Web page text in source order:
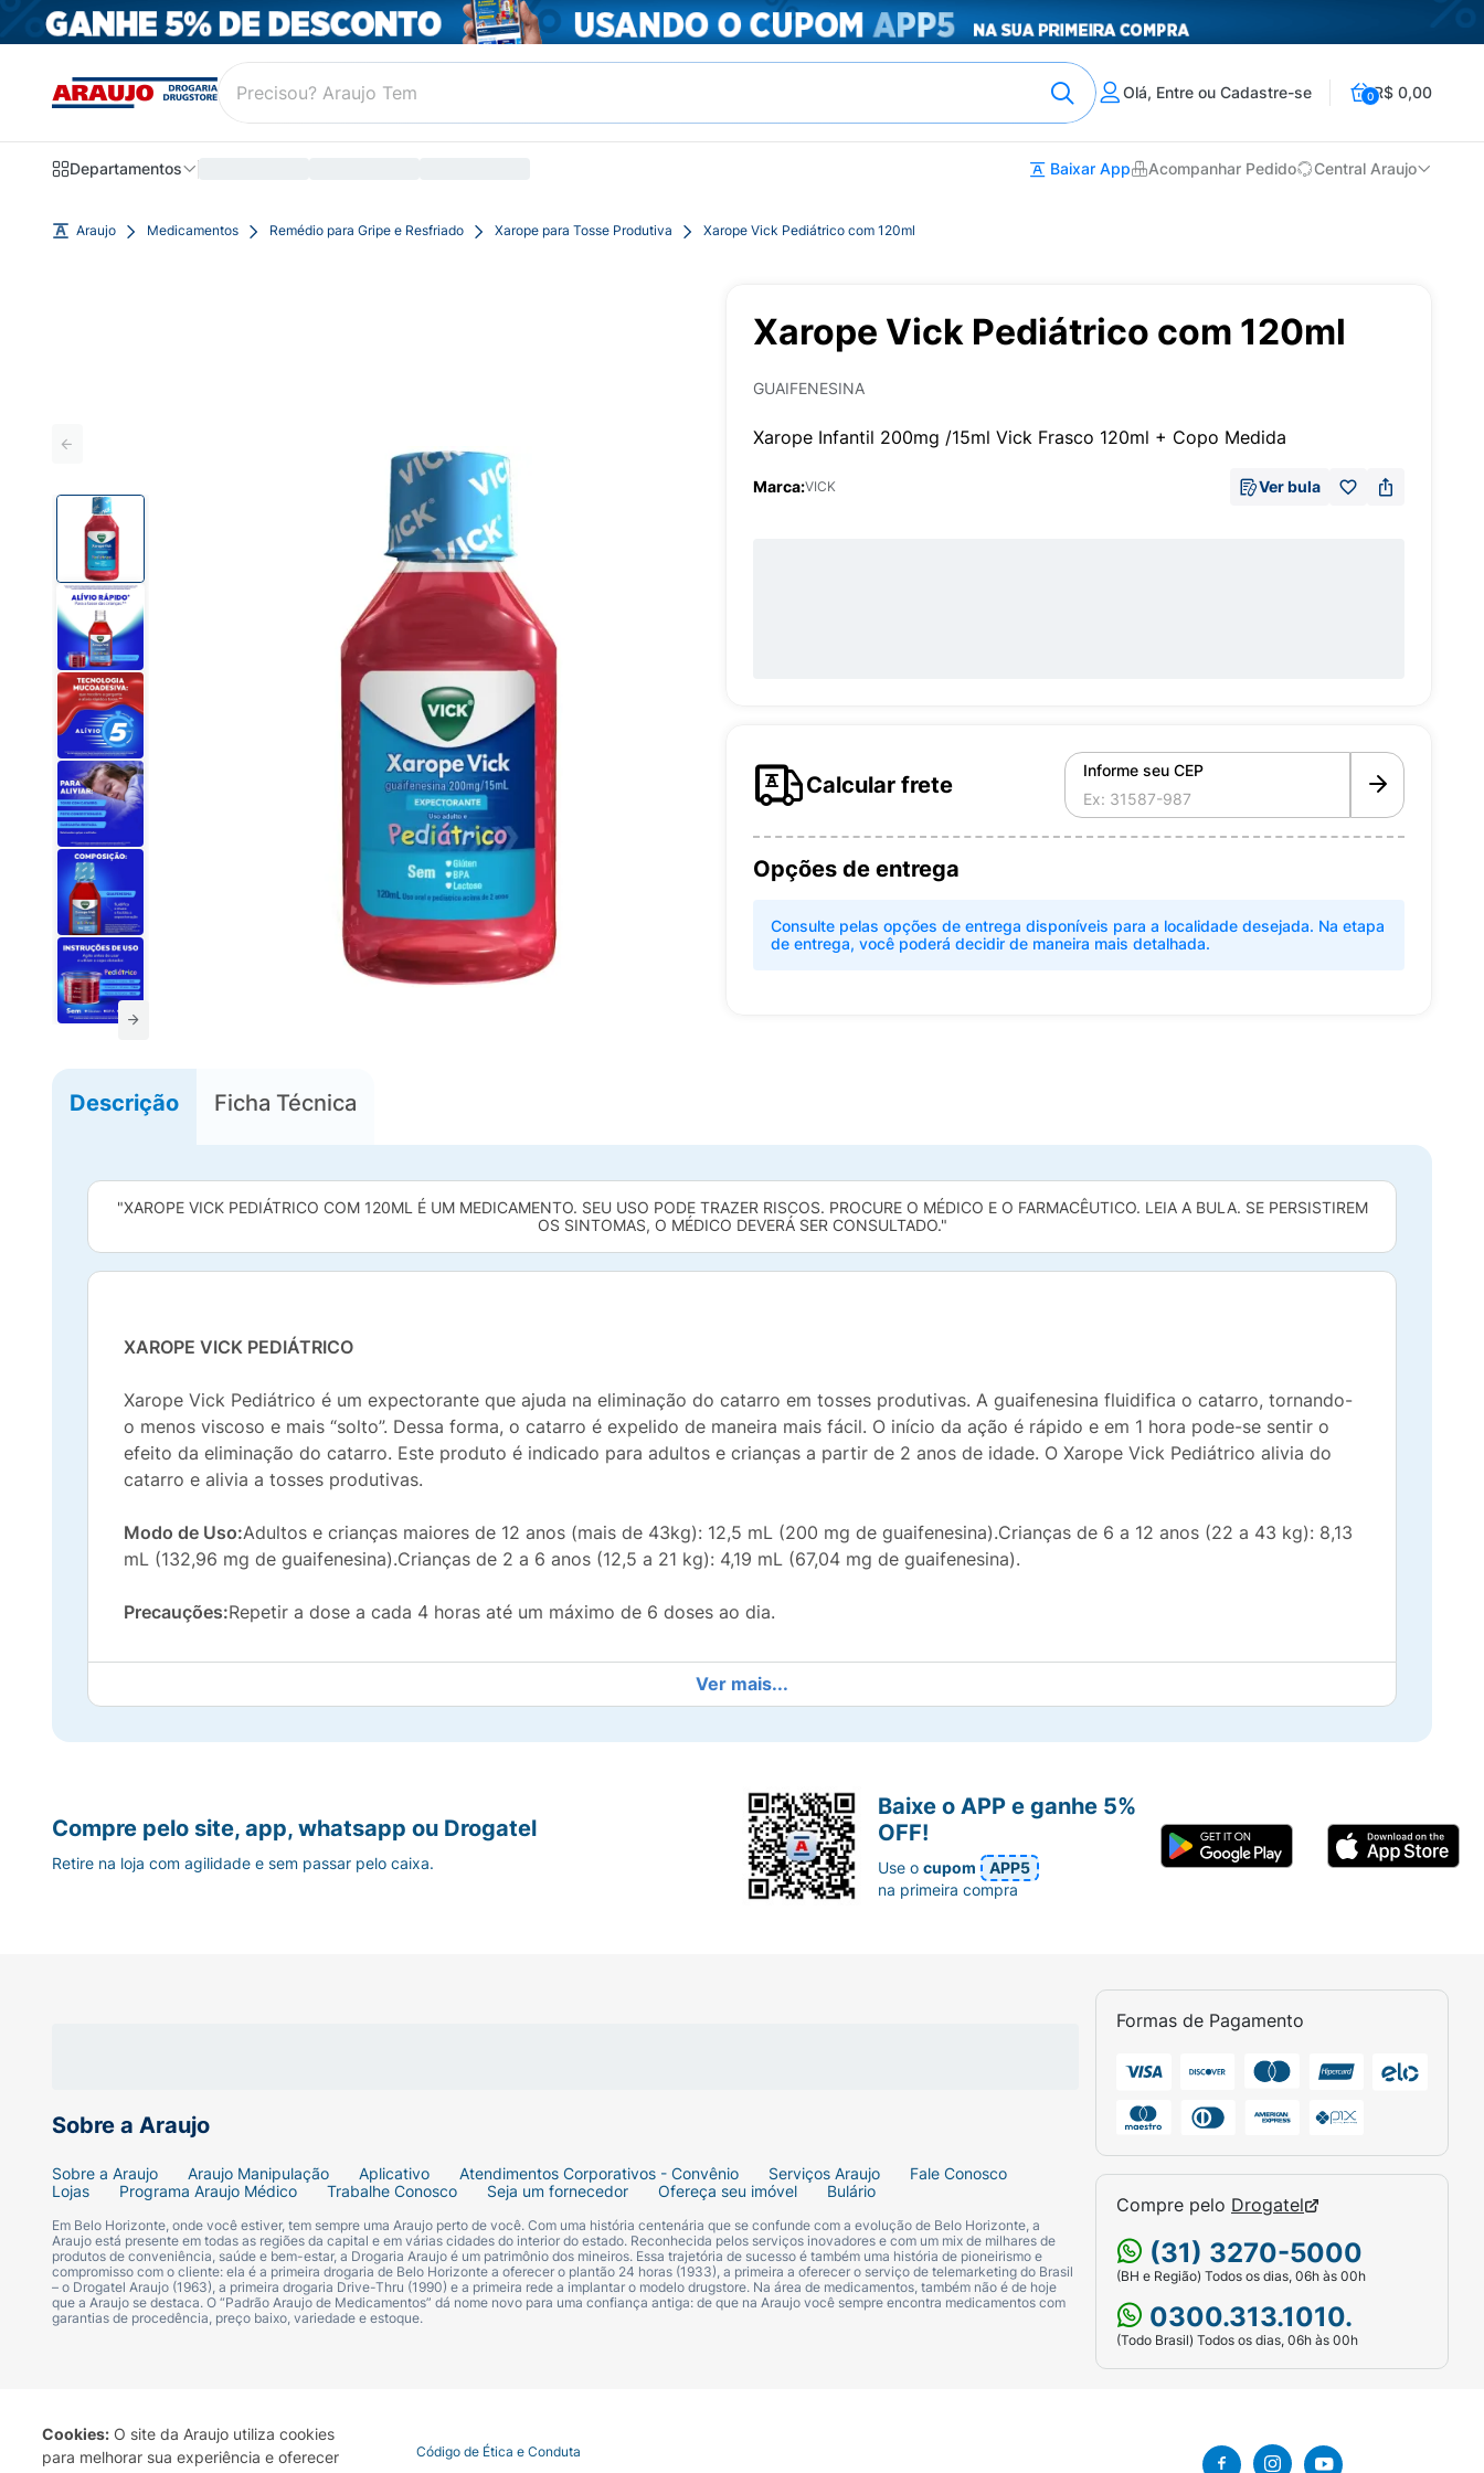
Cookies: O site da Araujo utiliza cookies
para melhorar sua experiência e oferecer
Olá, Entre ou Cadastre-se 0R$ 0,00
Departamentos Baixar App Acompanhar Pedido Central Araujo
Araujo Medicamentos Remédio para Gripe e Resfriado Xarope para Tosse Produtiva Xarope Vick Pediátrico com 120ml
Xarope Vick Pediátrico com 120ml
GUAIFENESINA
Xarope Infantil 200mg /15ml Vick Frasco 120ml + Copo Medida
Marca:VICK Ver bula
Calcular frete
Informe seu CEP
Opções de entrega
Consulte pelas opções de entrega disponíveis para a localidade desejada. Na etapa
de entrega, você poderá decidir de maneira mais detalhada.
Descrição Ficha Técnica
"XAROPE VICK PEDIÁTRICO COM 120ML É UM MEDICAMENTO. SEU USO PODE TRAZER RISCOS. PROCURE O MÉDICO E O FARMACÊUTICO. LEIA A BULA. SE PERSISTIREM
OS SINTOMAS, O MÉDICO DEVERÁ SER CONSULTADO."
XAROPE VICK PEDIÁTRICO
Xarope Vick Pediátrico é um expectorante que ajuda na eliminação do catarro em tosses produtivas. A guaifenesina fluidifica o catarro, tornando-
o menos viscoso e mais “solto”. Dessa forma, o catarro é expelido de maneira mais fácil. O início da ação é rápido e em 1 hora pode-se sentir o
efeito da eliminação do catarro. Este produto é indicado para adultos e crianças a partir de 2 anos de idade. O Xarope Vick Pediátrico alivia do
catarro e alivia a tosses produtivas.
Modo de Uso:Adultos e crianças maiores de 12 anos (mais de 43kg): 12,5 mL (200 mg de guaifenesina).Crianças de 6 a 12 anos (22 a 43 kg): 8,13
mL (132,96 mg de guaifenesina).Crianças de 2 a 6 anos (12,5 a 21 kg): 4,19 mL (67,04 mg de guaifenesina).
Precauções:Repetir a dose a cada 4 horas até um máximo de 6 doses ao dia.
Ver mais...
Sobre a Araujo
Sobre a Araujo Araujo Manipulação Aplicativo Atendimentos Corporativos - Convênio Serviços Araujo
Fale Conosco
Lojas
Programa Araujo Médico Trabalhe Conosco Seja um fornecedor Ofereça seu imóvel Bulário
Em Belo Horizonte, onde você estiver, tem sempre uma Araujo perto de você. Com uma história centenária que se confunde com a evolução de Belo Horizonte, a
Araujo está presente em todas as regiões da capital e em várias cidades do interior do estado. Reconhecida pelos serviços inovadores e com um mix de milhares de
produtos de conveniência, saúde e bem-estar, a Drogaria Araujo é um patrimônio dos mineiros. Essa trajetória de sucesso é também uma história de pioneirismo e
compromisso com o cliente: ela é a primeira drogaria de Belo Horizonte a oferecer o plantão 24 horas (1933), a primeira a oferecer o serviço de telemarketing do Brasil
– o Drogatel Araujo (1963), a primeira drogaria Drive-Thru (1990) e a primeira rede a implantar o modelo drugstore. Na área de medicamentos, também não é de hoje
que a Araujo se destaca. O “Padrão Araujo de Medicamentos” dá nome novo para uma confiança antiga: de que na Araujo você sempre encontra medicamentos com
garantias de procedência, preço baixo, variedade e estoque.
Formas de Pagamento
Compre pelo Drogatel
(31) 3270-5000
(BH e Região) Todos os dias, 06h às 00h
0300.313.1010.
(Todo Brasil) Todos os dias, 06h às 00h
Compre pelo site, app, whatsapp ou Drogatel
Retire na loja com agilidade e sem passar pelo caixa.
Baixe o APP e ganhe 5%
OFF!
Use ocupom
APP5
na primeira compra
Termo de Uso Portal da Privacidade Covid-19 Código de Ética e Conduta